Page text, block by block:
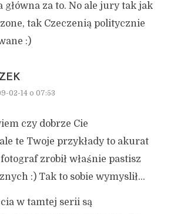
główna za to. No ale jury tak jak
tak Czeczenią politycznie
:)
02-14 o 07:53
czy dobrze Cie
te Twoje przykłady to akurat
zrobił właśnie pastisz
:) Tak to sobie wymyslił…
w tamtej serii są